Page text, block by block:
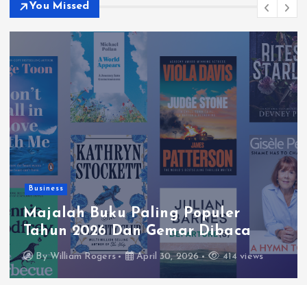
You Missed
Business
Majalah Buku Paling Populer
Tahun 2026 Dan Gemar Dibaca
ByWilliam Rogers April 30, 2026 414 views